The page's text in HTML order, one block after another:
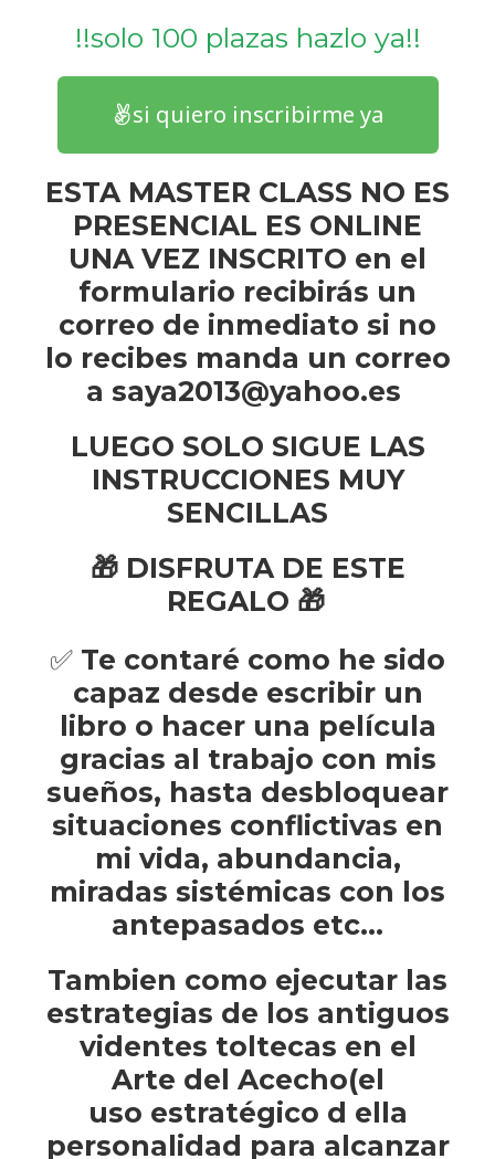
!!solo 100 plazas hazlo ya!!
si quiero inscribirme ya
ESTA MASTER CLASS NO ES
PRESENCIAL ES ONLINE
UNA VEZ INSCRITO en el
formulario recibirás un
correo de inmediato si no
lo recibes manda un correo
a saya2013@yahoo.es
LUEGO SOLO SIGUE LAS
INSTRUCCIONES MUY
SENCILLAS
🎁 DISFRUTA DE ESTE
REGALO 🎁
✅ Te contaré como he sido
capaz desde escribir un
libro o hacer una película
gracias al trabajo con mis
sueños, hasta desbloquear
situaciones conflictivas en
mi vida, abundancia,
miradas sistémicas con los
antepasados etc…
Tambien como ejecutar las
estrategias de los antiguos
videntes toltecas en el
Arte del Acecho(el
uso estratégico d ella
personalidad para alcanzar